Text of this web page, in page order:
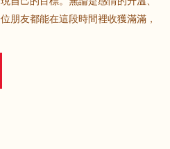
朋友都能在這段時間裡收獲滿滿，